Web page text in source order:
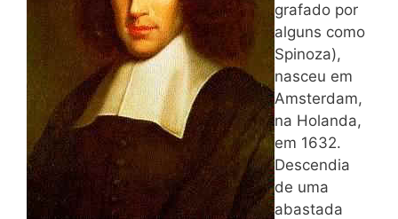
grafado por
alguns como
Spinoza),
nasceu em
Amsterdam,
na Holanda,
em 1632.
Descendia
de uma
abastada